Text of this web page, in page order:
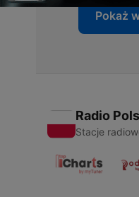
Pokaż
Radio
Stacje